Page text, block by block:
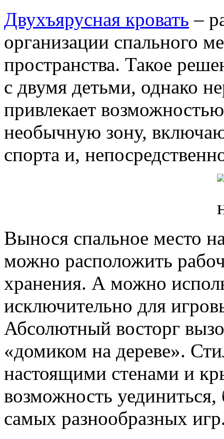
Двухъярусная кровать –
организации спального
пространства. Такое
с двумя детьми, однако
привлекает
необычную зону,
спорта и,
Вынося спальное место
можно расположить
хранения. А можно
исключительно для
Абсолютный восторг
«домиком на дереве».
настоящими стенами и
возможность уединиться,
самых разнообразных